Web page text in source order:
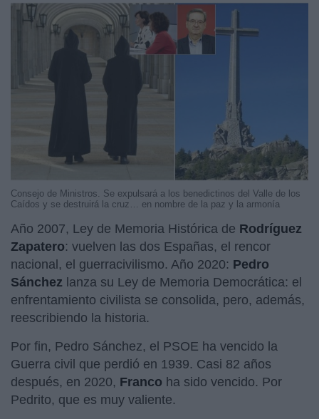
Consejo de Ministros. Se expulsará a los benedictinos del Valle de los
Caídos y se destruirá la cruz… en nombre de la paz y la armonía
Año 2007, Ley de Memoria Histórica de Rodríguez
Zapatero: vuelven las dos Españas, el rencor
nacional, el guerracivilismo. Año 2020: Pedro
Sánchez lanza su Ley de Memoria Democrática: el
enfrentamiento civilista se consolida, pero, además,
reescribiendo la historia.
Por fin, Pedro Sánchez, el PSOE ha vencido la
Guerra civil que perdió en 1939. Casi 82 años
después, en 2020, Franco ha sido vencido. Por
Pedrito, que es muy valiente.